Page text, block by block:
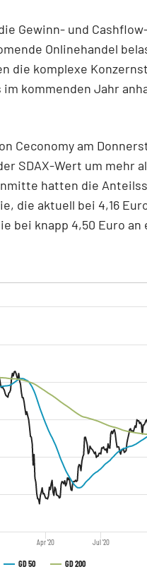
Gewinn- und
Onlinehandel
die komplexe
kommenden Jahr
Ceconomy am
SDAX-Wert um mehr
hatten die
die aktuell bei 4,16
bei knapp 4,50 Euro an
GD 50 GD 200
Apr '20 Jul '20